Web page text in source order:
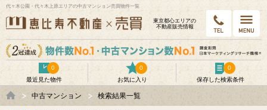
代々木公園・代々木上原エリアの中古マンション売買物件一覧
東京都⼼エリアの
不動産販売情報
最近見た物件
0
お気に入り
0
保存した検索条件
0
中古マンション 検索結果一覧